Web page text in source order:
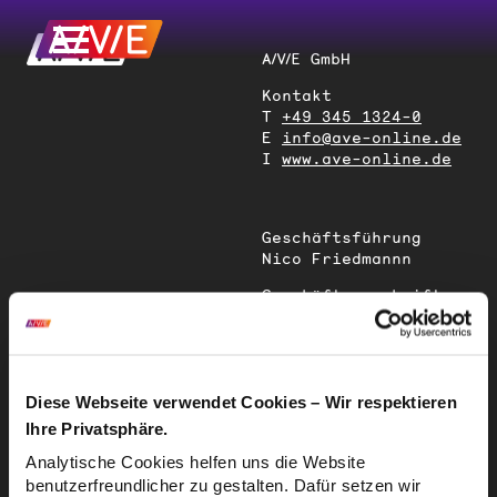
Diese Webseite verwendet Cookies – Wir respektieren
Ihre Privatsphäre.
Analytische Cookies helfen uns die Website
benutzerfreundlicher zu gestalten. Dafür setzen wir
A/V/E GmbH
Kontakt
T +49 345 1324-0
E info@ave-online.de
I www.ave-online.de
Geschäftsführung
Nico Friedmannn
Geschäftsanschrift
Magdeburger Straße
Sitz der
Gesellschaft